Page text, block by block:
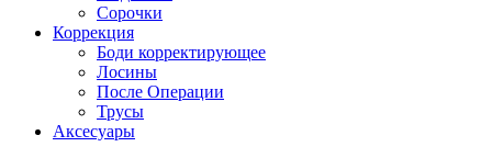
Сорочки
Коррекция
Боди корректирующее
Лосины
После Операции
Трусы
Аксесуары